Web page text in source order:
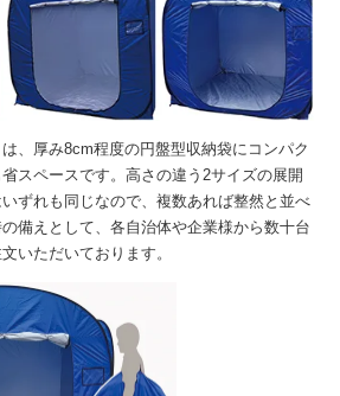
は、厚み8cm程度の円盤型収納袋にコンパク
スペースです。高さの違う2サイズの展開
ずれも同じなので、複数あれば整然と並べ
備えとして、各自治体や企業様から数十台
いただいております。